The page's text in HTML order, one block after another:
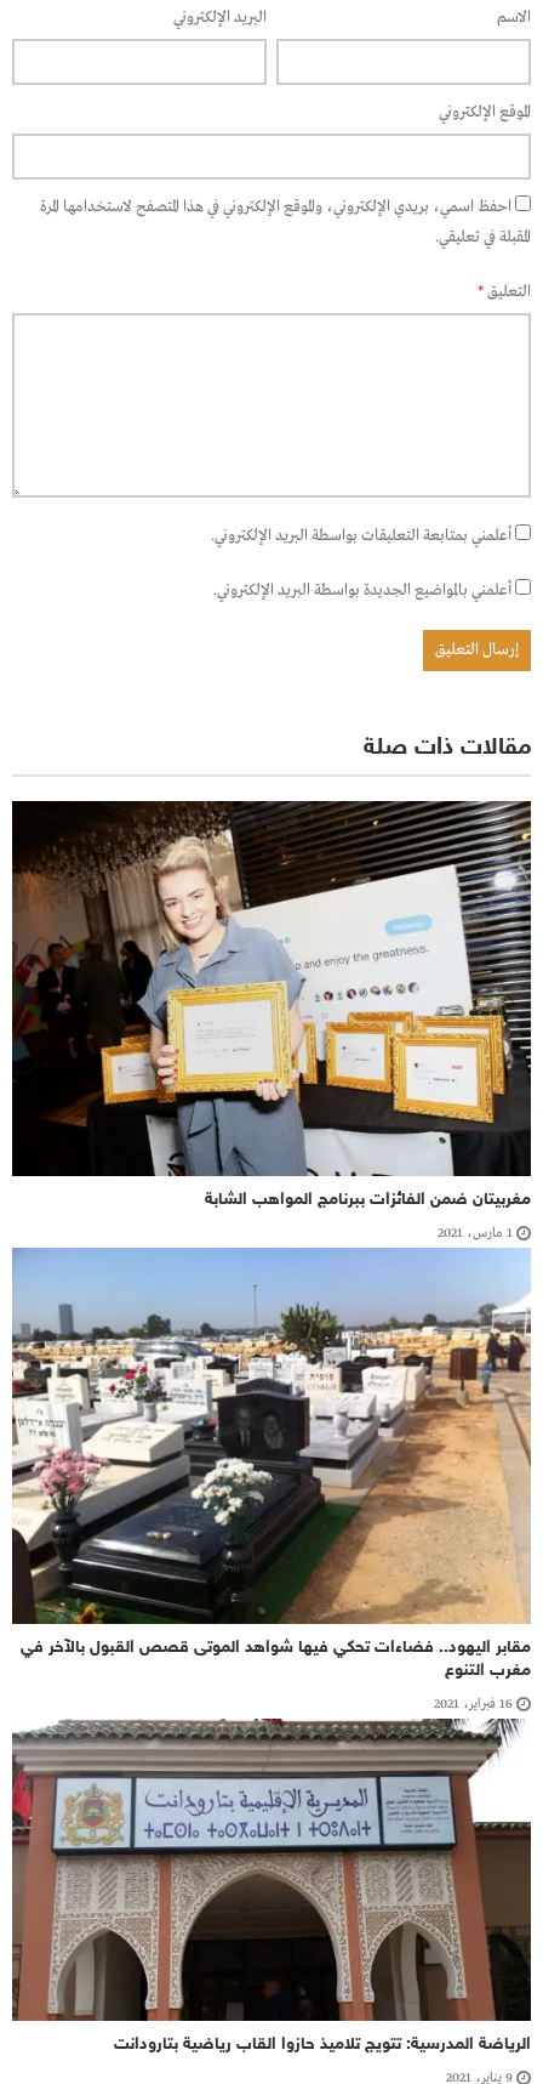
الاسم البريد الإلكتروني
الموقع الإلكتروني
احفظ اسمي، بريدي الإلكتروني، والموقع الإلكتروني في هذا المتصفح لاستخدامها المرة
المقبلة في تعليقي.
التعليق*
أعلمني بمتابعة التعليقات بواسطة البريد الإلكتروني.
أعلمني بالمواضيع الجديدة بواسطة البريد الإلكتروني.
مقالات ذات صلة
مغربيتان ضمن الفائزات ببرنامج المواهب الشابة
1 مارس، 2021
مقابر اليهود.. فضاءات تحكي فيها شواهد الموتى قصص القبول بالآخر في
مغرب التنوع
16 فبراير، 2021
الرياضة المدرسية: تتويج تلاميذ حازوا القاب رياضية بتارودانت
9 يناير، 2021